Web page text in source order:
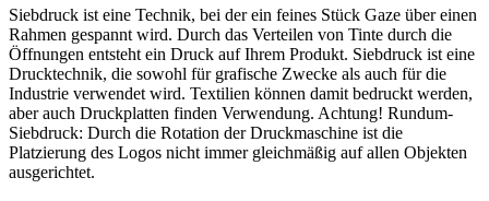
Siebdruck ist eine Technik, bei der ein feines Stück Gaze über einen
Rahmen gespannt wird. Durch das Verteilen von Tinte durch die
Öffnungen entsteht ein Druck auf Ihrem Produkt. Siebdruck ist eine
Drucktechnik, die sowohl für grafische Zwecke als auch für die
Industrie verwendet wird. Textilien können damit bedruckt werden,
aber auch Druckplatten finden Verwendung. Achtung! Rundum-
Siebdruck: Durch die Rotation der Druckmaschine ist die
Platzierung des Logos nicht immer gleichmäßig auf allen Objekten
ausgerichtet.